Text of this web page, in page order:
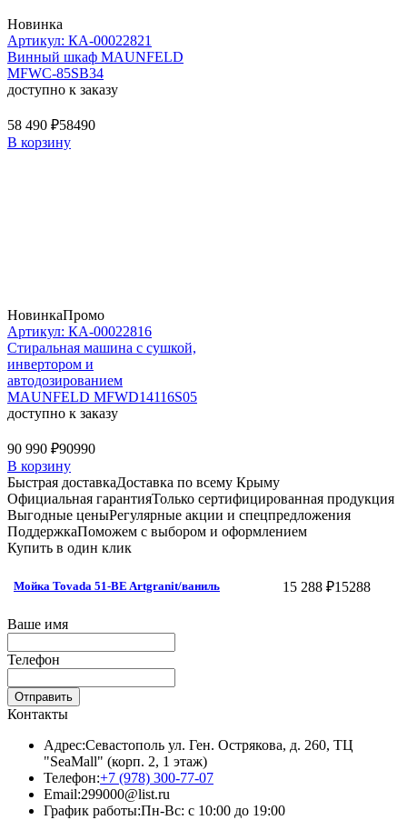
Новинка
Артикул: КА-00022821
Винный шкаф MAUNFELD
MFWC-85SB34
доступно к заказу
58 490 ₽58490
В корзину
НовинкаПромо
Артикул: КА-00022816
Стиральная машина c сушкой,
инвертором и
автодозированием
MAUNFELD MFWD14116S05
доступно к заказу
90 990 ₽90990
В корзину
Быстрая доставкаДоставка по всему Крыму
Официальная гарантияТолько сертифицированная продукция
Выгодные ценыРегулярные акции и спецпредложения
ПоддержкаПоможем с выбором и оформлением
Купить в один клик
Мойка Tovada 51-BE Artgranit/ваниль 15 288 ₽15288
Ваше имя
Телефон
Отправить
Контакты
Адрес:Севастополь ул. Ген. Острякова, д. 260, ТЦ
"SeaMall" (корп. 2, 1 этаж)
Телефон:+7 (978) 300-77-07
Email:299000@list.ru
График работы:Пн-Вс: с 10:00 до 19:00